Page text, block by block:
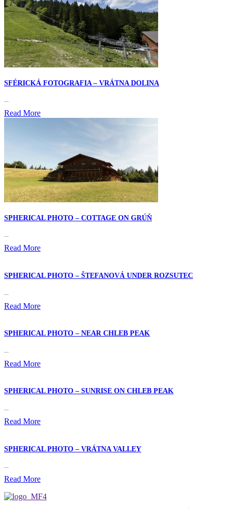
SFÉRICKÁ FOTOGRAFIA – VRÁTNA DOLINA
Read More
SPHERICAL PHOTO – COTTAGE ON GRÚŇ
...
Read More
SPHERICAL PHOTO – ŠTEFANOVÁ UNDER ROZSUTEC
Read More
SPHERICAL PHOTO – NEAR CHLEB PEAK
Read More
SPHERICAL PHOTO – SUNRISE ON CHLEB PEAK
Read More
SPHERICAL PHOTO – VRÁTNA VALLEY
Read More